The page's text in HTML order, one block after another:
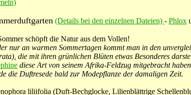
(Details bei den einzelnen Dateien) - Phlox
schöpft die Natur aus dem Vollen!
nur an warmen Sommertagen kommt man in den
die mit ihren grünlichen Blüten etwas Besonderes
diese Art von seinem Afrika-Feldzug mitgebracht
die Duftresede bald zur Modepflanze der damaligen Zeit.
liliifolia (Duft-Bechglocke, Lilienblättrige